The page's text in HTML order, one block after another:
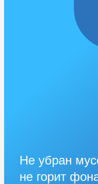
Не убран
не горит